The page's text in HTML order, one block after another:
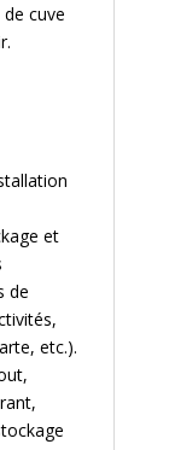
cuve
et
de
etc.).